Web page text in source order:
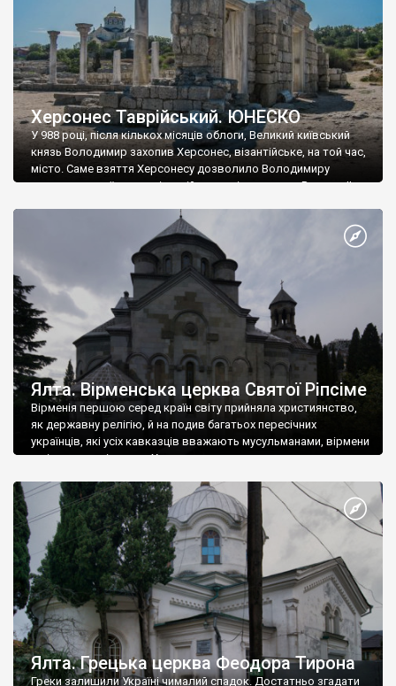
Херсонес Таврійський. ЮНЕСКО
У 988 році, після кількох місяців облоги, Великий київський
князь Володимир захопив Херсонес, візантійське, на той час,
місто. Саме взяття Херсонесу дозволило Володимиру
диктувати свої умови візантійському імператору Василю ІІ, та
Херсонесі Володимир-язичник, став Василем-християнином.
А потім було Хрещення Русі. На честь Херсонесу Таврійського
Ялта. Вірменська церква Святої Ріпсіме
Вірменія першою серед країн світу прийняла християнство,
як державну релігію, й на подив багатьох пересічних
українців, які усіх кавказців вважають мусульманами, вірмени
є відданими вірянами Христа
Ялта. Грецька церква Феодора Тирона
Греки залишили Україні чималий спадок. Достатньо згадати